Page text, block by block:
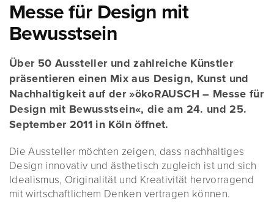
Messe für Design mit
Bewusstsein
Über 50 Aussteller und zahlreiche Künstler
präsentieren einen Mix aus Design, Kunst und
Nachhaltigkeit auf der »ökoRAUSCH – Messe für
Design mit Bewusstsein«, die am 24. und 25.
September 2011 in Köln öffnet.
Die Aussteller möchten zeigen, dass nachhaltiges
Design innovativ und ästhetisch zugleich ist und sich
Idealismus, Originalität und Kreativität hervorragend
mit wirtschaftlichem Denken vertragen können.